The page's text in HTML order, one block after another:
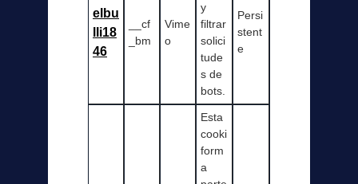
elbu
lli18
46
__cf
_bm
Vime
o
y
filtrar
solici
tude
s de
bots.
Persi
stent
e
Esta
cooki
form
a